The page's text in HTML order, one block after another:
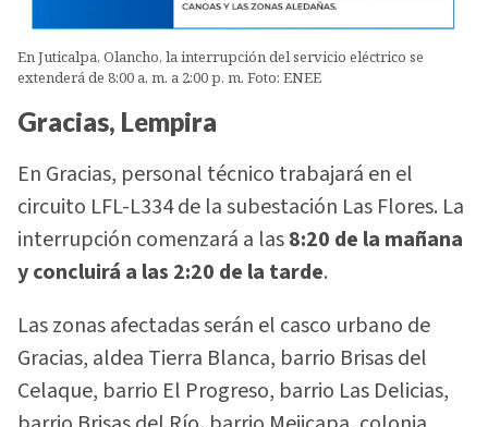
En Juticalpa, Olancho, la interrupción del servicio eléctrico se
extenderá de 8:00 a. m. a 2:00 p. m. Foto: ENEE
Gracias, Lempira
En Gracias, personal técnico trabajará en el
circuito LFL-L334 de la subestación Las Flores. La
interrupción comenzará a las8:20 de la mañana
y concluirá a las 2:20 de la tarde.
Las zonas afectadas serán el casco urbano de
Gracias, aldea Tierra Blanca, barrio Brisas del
Celaque, barrio El Progreso, barrio Las Delicias,